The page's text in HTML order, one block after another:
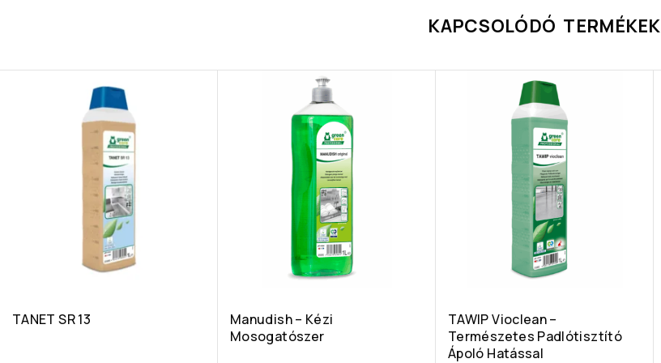
KAPCSOLÓDÓ TERMÉKEK
TANET SR 13
Manudish – Kézi
Mosogatószer
TAWIP Vioclean –
Természetes Padlótisztító
Ápoló Hatással